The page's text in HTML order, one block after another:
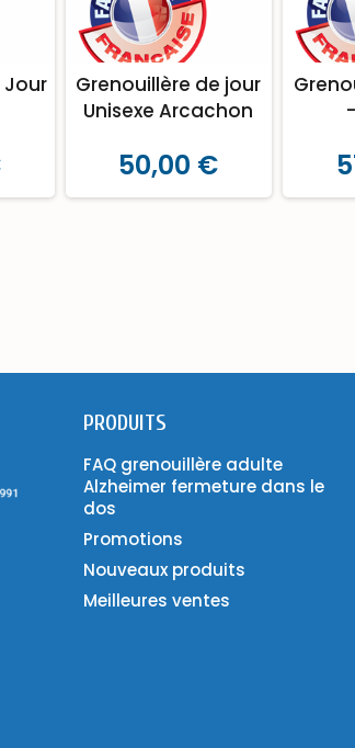
Jour
Grenouillère de jour
Unisexe Arcachon
50,00 €
PRODUITS
FAQ grenouillère adulte
Alzheimer fermeture dans le
dos
Promotions
Nouveaux produits
Meilleures ventes